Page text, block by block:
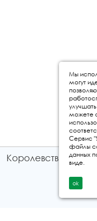
Королевство
Мы
могут
можете
Сервис
файлы
данных
виде.
ok